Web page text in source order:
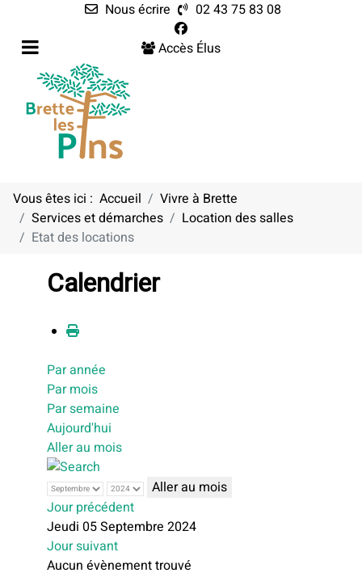
Nous écrire
02 43 75 83 08
Accès Élus
Vous êtes ici : Accueil
Vivre à Brette
Services et démarches
Location des salles
Etat des locations
Calendrier
Par année
Par mois
Par semaine
Aujourd'hui
Aller au mois
Aller au mois
Jour précédent
Jeudi 05 Septembre 2024
Jour suivant
Aucun évènement trouvé